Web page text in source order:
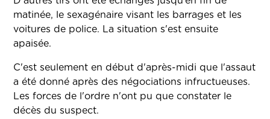
matinée, le sexagénaire visant les barrages et les
voitures de police. La situation s'est ensuite
apaisée.
C'est seulement en début d'après-midi que l'assaut
a été donné après des négociations infructueuses.
Les forces de l'ordre n'ont pu que constater le
décès du suspect.